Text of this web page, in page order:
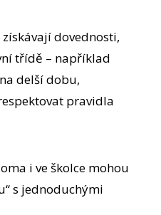
dovednosti,
třídě – například
delší dobu,
pravidla
i ve školce mohou
s jednoduchými